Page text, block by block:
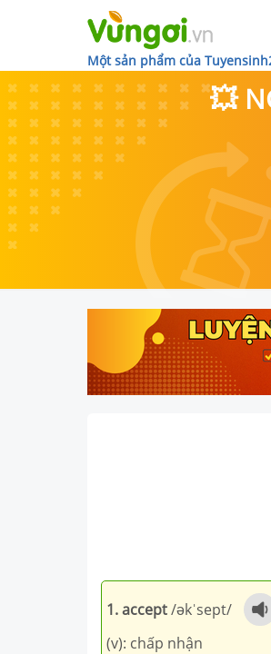
Một sản phẩm của
💥
1. accept/əkˈsept/
(v): chấp nhận